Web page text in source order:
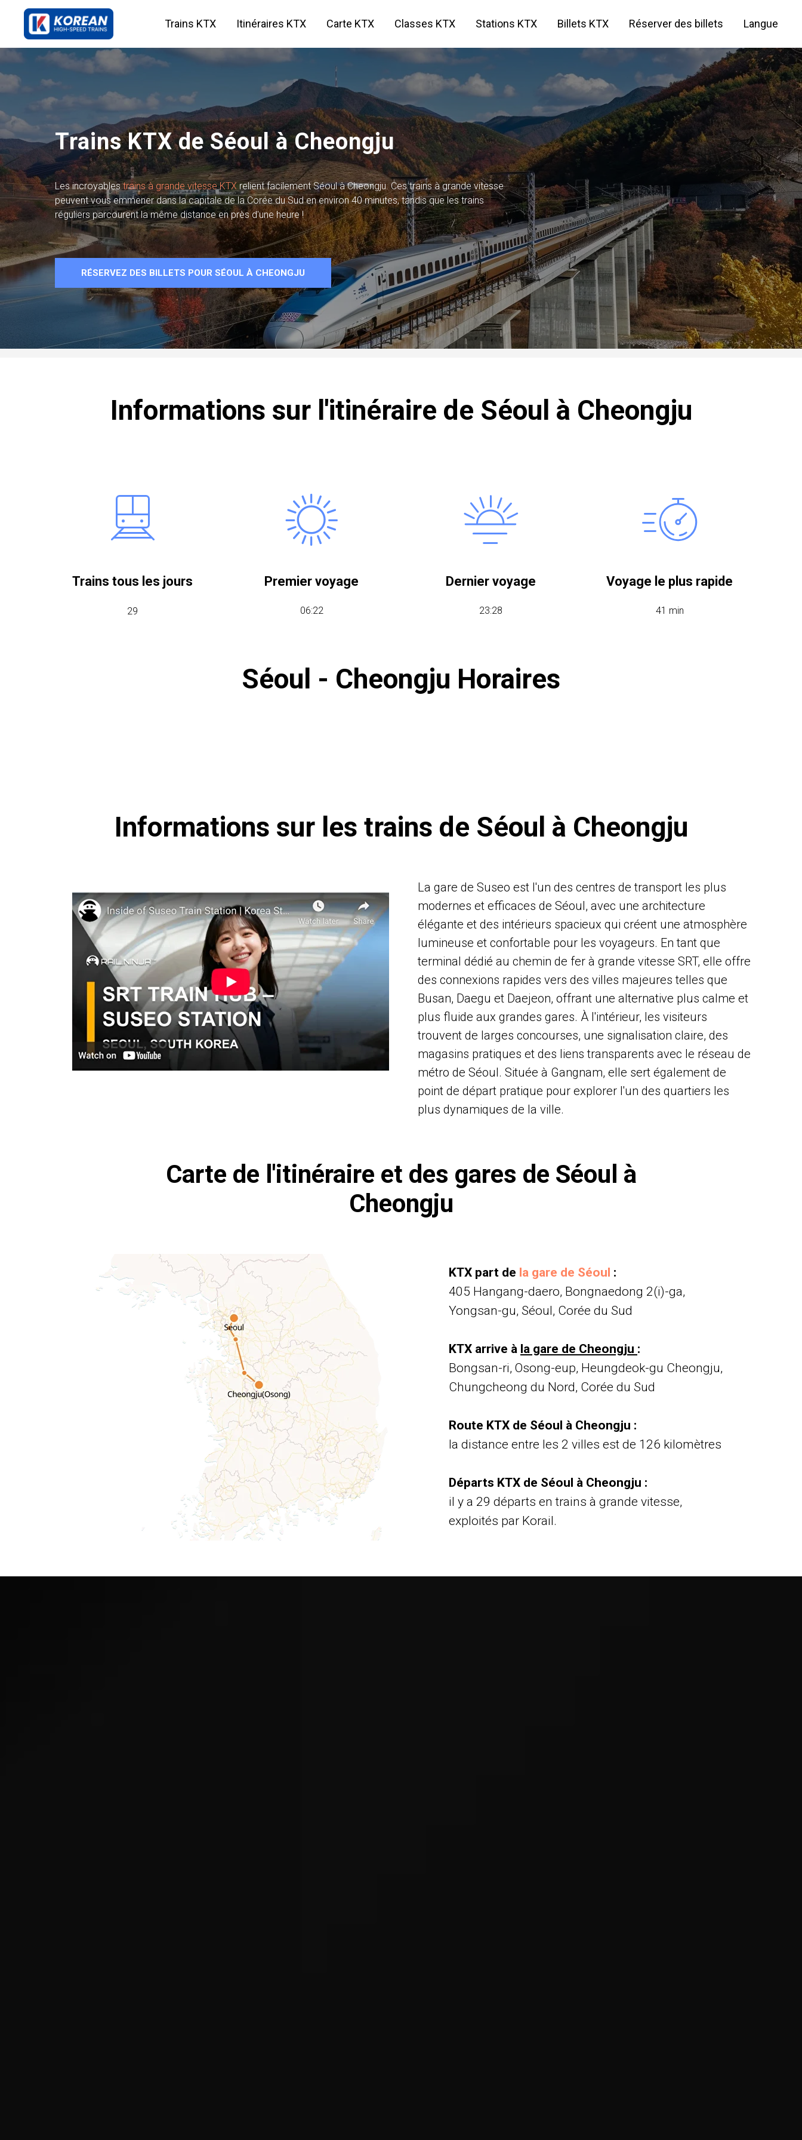
Trains KTX Itinéraires KTX Carte KTX Classes KTX Stations KTX Billets KTX Réserver des billets Langue
Trains KTX de Séoul à Cheongju
Les incroyablestrains à grande vitesse KTXrelient facilement Séoul à Cheongju. Ces trains à grande vitesse
peuvent vous emmener dans la capitale de la Corée du Sud en environ 40 minutes, tandis que les trains
réguliers parcourent la même distance en près d'une heure !
RÉSERVEZ DES BILLETS POUR SÉOUL À CHEONGJU
Informations sur l'itinéraire de Séoul à Cheongju
Trains tous les jours
29
Premier voyage
06:22
Dernier voyage
23:28
Voyage le plus rapide
41 min
Séoul - Cheongju Horaires
Informations sur les trains de Séoul à Cheongju
La gare de Suseo est l'un des centres de transport les plus
modernes et efficaces de Séoul, avec une architecture
élégante et des intérieurs spacieux qui créent une atmosphère
lumineuse et confortable pour les voyageurs. En tant que
terminal dédié au chemin de fer à grande vitesse SRT, elle offre
des connexions rapides vers des villes majeures telles que
Busan, Daegu et Daejeon, offrant une alternative plus calme et
plus fluide aux grandes gares. À l'intérieur, les visiteurs
trouvent de larges concourses, une signalisation claire, des
magasins pratiques et des liens transparents avec le réseau de
métro de Séoul. Située à Gangnam, elle sert également de
point de départ pratique pour explorer l'un des quartiers les
plus dynamiques de la ville.
Carte de l'itinéraire et des gares de Séoul à
Cheongju
KTX part de la gare de Séoul :
405 Hangang-daero, Bongnaedong 2(i)-ga,
Yongsan-gu, Séoul, Corée du Sud
KTX arrive à la gare de Cheongju :
Bongsan-ri, Osong-eup, Heungdeok-gu Cheongju,
Chungcheong du Nord, Corée du Sud
Route KTX de Séoul à Cheongju :
la distance entre les 2 villes est de 126 kilomètres
Départs KTX de Séoul à Cheongju :
il y a 29 départs en trains à grande vitesse,
exploités par Korail.